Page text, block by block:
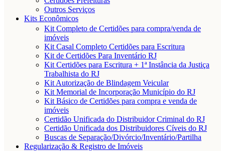
Outros Serviços
Kits Econômicos
Kit Completo de Certidões para compra/venda de
imóveis
Kit Casal Completo Certidões para Escritura
Kit de Certidões Para Inventário RJ
Kit Certidões para Escritura + 1ª Instância da Justiça
Trabalhista do RJ
Kit Autorização de Blindagem Veicular
Kit Memorial de Incorporação Município do RJ
Kit Básico de Certidões para compra e venda de
imóveis
Certidão Unificada do Distribuidor Criminal do RJ
Certidão Unificada dos Distribuidores Cíveis do RJ
Buscas de Separação/Divórcio/Inventário/Partilha
Regularização & Registro de Imóveis